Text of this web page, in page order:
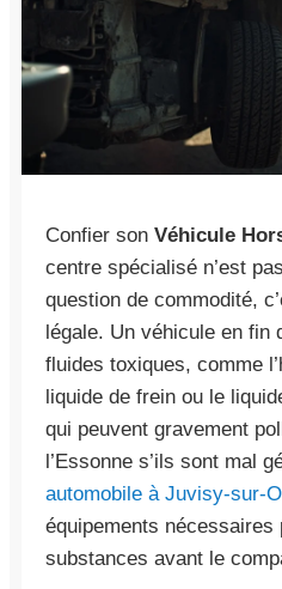
Confier son Véhicule
centre spécialisé n’est
question de commodité,
légale. Un véhicule en fin
fluides toxiques, comme
liquide de frein ou le
qui peuvent gravement
l’Essonne s’ils sont mal
automobile à Juvisy-sur-
équipements nécessaires
substances avant le